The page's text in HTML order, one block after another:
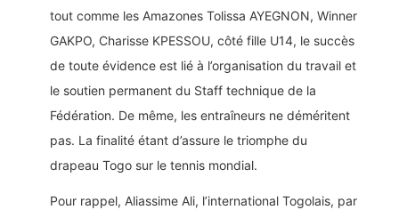
tout comme les Amazones Tolissa AYEGNON, Winner
GAKPO, Charisse KPESSOU, côté fille U14, le succès
de toute évidence est lié à l’organisation du travail et
le soutien permanent du Staff technique de la
Fédération. De même, les entraîneurs ne déméritent
pas. La finalité étant d’assure le triomphe du
drapeau Togo sur le tennis mondial.
Pour rappel, Aliassime Ali, l’international Togolais, par